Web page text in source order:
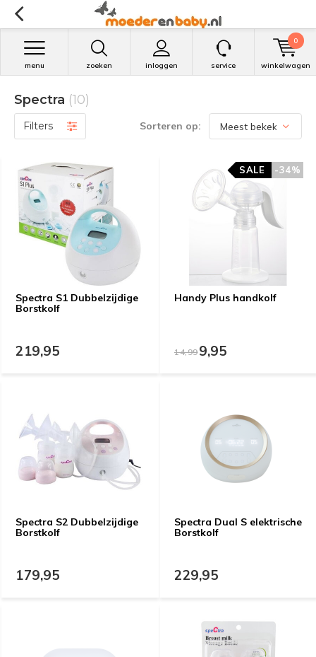
zoeken inloggen
menu service winkelwagen
0
Spectra (10)
Filters Sorteren op:
Spectra S1 Dubbelzijdige
Borstkolf
219,95
Handy Plus handkolf
14,999,95
-34%
SALE -34%
SALE
Spectra S2 Dubbelzijdige
Borstkolf
179,95
Spectra Dual S elektrische
Borstkolf
229,95